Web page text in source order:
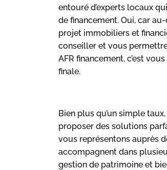
entouré d’experts locaux
de financement. Oui, car
projet immobiliers et
conseiller et vous
AFR financement, c’est
finale.
Bien plus qu’un simple
proposer des solutions
vous représentons auprès
accompagnent dans
gestion de patrimoine et